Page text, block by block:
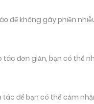
để không gây phiền
tác đơn giản, bạn có thể
để bạn có thể cảm